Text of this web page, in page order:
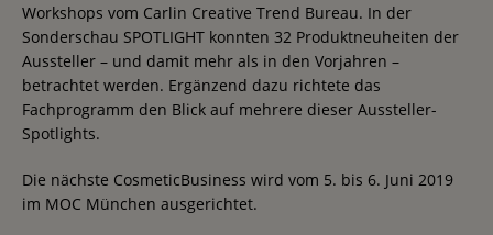
Workshops vom Carlin Creative Trend Bureau. In der
Sonderschau SPOTLIGHT konnten 32 Produktneuheiten der
Aussteller – und damit mehr als in den Vorjahren –
betrachtet werden. Ergänzend dazu richtete das
Fachprogramm den Blick auf mehrere dieser Aussteller-
Spotlights.
Die nächste CosmeticBusiness wird vom 5. bis 6. Juni 2019
im MOC München ausgerichtet.